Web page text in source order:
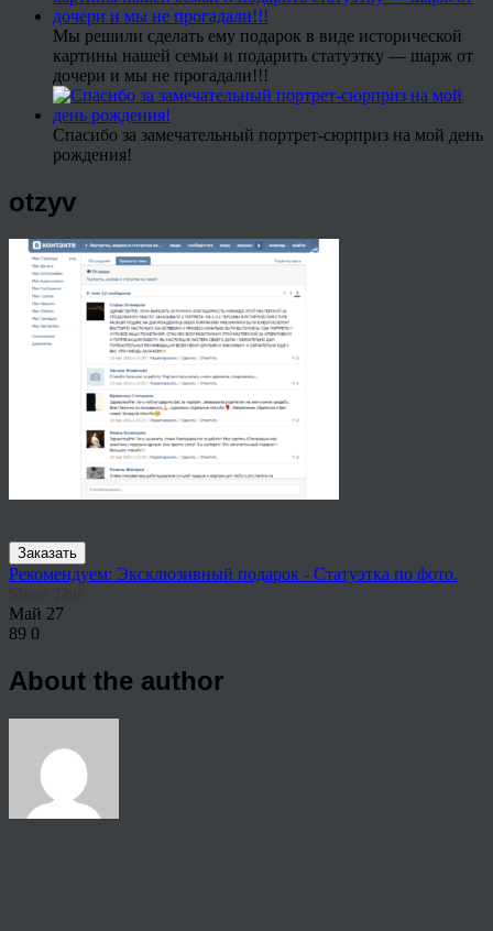
Мы решили сделать ему подарок в виде исторической
картины нашей семьи и подарить статуэтку — шарж от
дочери и мы не прогадали!!!
Спасибо за замечательный портрет-сюрприз на мой день
рождения!
otzyv
Заказать
Рекомендуем: Эксклюзивный подарок - Статуэтка по фото.
Май 27
89 0
About the author